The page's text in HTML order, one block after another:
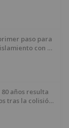
paso para
con el
años resulta
tras la colisión